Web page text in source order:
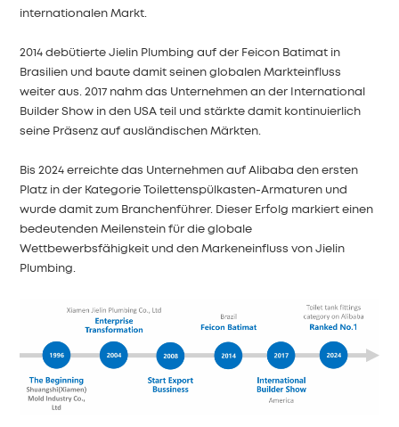
internationalen Markt.
2014 debütierte Jielin Plumbing auf der Feicon Batimat in
Brasilien und baute damit seinen globalen Markteinfluss
weiter aus. 2017 nahm das Unternehmen an der International
Builder Show in den USA teil und stärkte damit kontinuierlich
seine Präsenz auf ausländischen Märkten.
Bis 2024 erreichte das Unternehmen auf Alibaba den ersten
Platz in der Kategorie Toilettenspülkasten-Armaturen und
wurde damit zum Branchenführer. Dieser Erfolg markiert einen
bedeutenden Meilenstein für die globale
Wettbewerbsfähigkeit und den Markeneinfluss von Jielin
Plumbing.